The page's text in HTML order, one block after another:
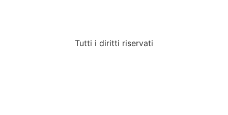
Tutti i diritti riservati